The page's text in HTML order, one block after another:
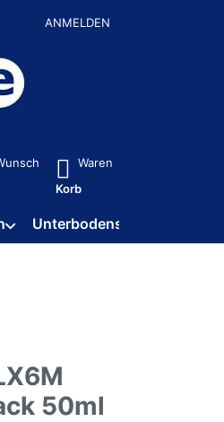
ANMELDEN
Sie die Eingabetaste, um alle
Waren
Korb
Unterbodenschutz / HV
50ml